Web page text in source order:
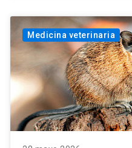
Medicina veterinaria